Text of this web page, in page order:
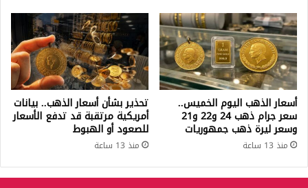
أسعار الذهب اليوم الخميس..
سعر جرام ذهب 24 و22 و21
وسعر ليرة ذهب جمهوريات
منذ 13 ساعة
تحذير بشأن أسعار الذهب.. بيانات
أمريكية مرتقبة قد تدفع الأسعار
للصعود أو الهبوط
منذ 13 ساعة